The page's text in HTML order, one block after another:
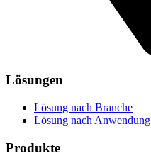
Lösungen
Lösung nach Branche
Lösung nach Anwendung
Produkte